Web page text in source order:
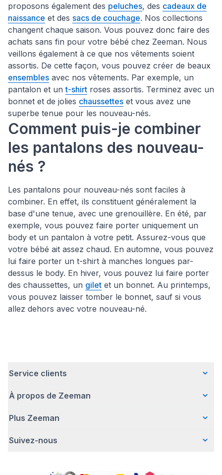
proposons également des peluches, des cadeaux de
naissance et des sacs de couchage. Nos collections
changent chaque saison. Vous pouvez donc faire des
achats sans fin pour votre bébé chez Zeeman. Nous
veillons également à ce que nos vêtements soient
assortis. De cette façon, vous pouvez créer de beaux
ensembles avec nos vêtements. Par exemple, un
pantalon et unt-shirt roses assortis. Terminez avec un
bonnet et de jolies chaussettes et vous avez une
superbe tenue pour les nouveau-nés.
Comment puis-je combiner
les pantalons des nouveau-
nés ?
Les pantalons pour nouveau-nés sont faciles à
combiner. En effet, ils constituent généralement la
base d'une tenue, avec une grenouillère. En été, par
exemple, vous pouvez faire porter uniquement un
body et un pantalon à votre petit. Assurez-vous que
votre bébé ait assez chaud. En automne, vous pouvez
lui faire porter un t-shirt à manches longues par-
dessus le body. En hiver, vous pouvez lui faire porter
des chaussettes, un gilet et un bonnet. Au printemps,
vous pouvez laisser tomber le bonnet, sauf si vous
allez dehors avec votre nouveau-né.
Service clients
Questions fréquentes
Livraison
Retour d'articles
À propos de Zeeman
Qui sommes-nous ?
Une entreprise responsable
Plus Zeeman
Avertissement de sécurité
Suivez-nous